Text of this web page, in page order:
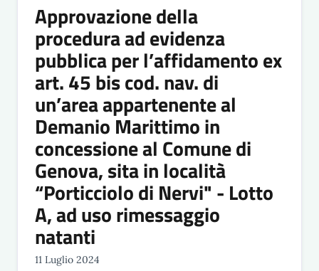
Approvazione della
procedura ad evidenza
pubblica per l’affidamento ex
art. 45 bis cod. nav. di
un’area appartenente al
Demanio Marittimo in
concessione al Comune di
Genova, sita in località
“Porticciolo di Nervi" - Lotto
A, ad uso rimessaggio
natanti
11 Luglio 2024